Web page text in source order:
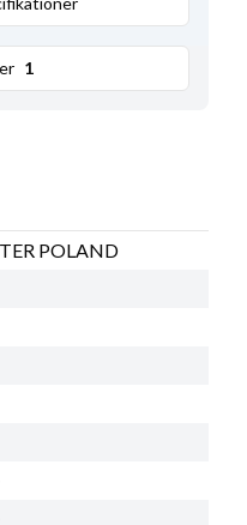
1
POLAND